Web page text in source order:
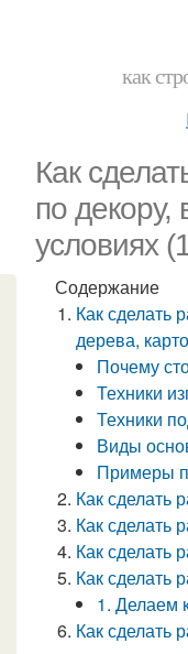
как
Как
по декору,
условиях
Содержание
Как сделать
дерева,
Почему
Техники
Техники
Виды
Примеры
Как сделать
Как сделать
Как сделать
Как сделать
1. Делаем
Как